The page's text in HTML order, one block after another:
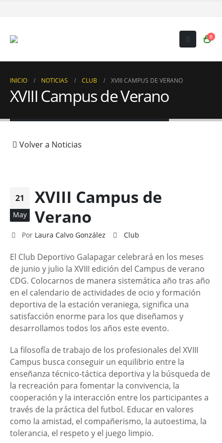
0
INICIO NOTICIAS CLUB XVIII CAMPUS DE VERANO
XVIII Campus de Verano
Volver a Noticias
21
May
XVIII Campus de
Verano
Por Laura Calvo González Club
El Club Deportivo Galapagar celebrará en los meses
de junio y julio la XVIII edición del Campus de verano
CDG. Colocarnos de manera sistemática año tras año
en el calendario de actividades de ocio y formación
deportiva de la estación veraniega, significa una
satisfacción enorme para los que diseñamos y
desarrollamos todos los años este evento.
La filosofía de trabajo de los profesionales del XVIII
Campus busca conseguir un equilibrio entre la
enseñanza técnico-táctica deportiva y la búsqueda de
la recreación para fomentar la convivencia, la
cooperación y la interacción entre los participantes a
través de la práctica del futbol. Educar en valores
como la amistad, el compañerismo, la autoestima, la
tolerancia, el respeto y el juego limpio.